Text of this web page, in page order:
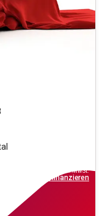
inkl.MwSt.
finanzieren